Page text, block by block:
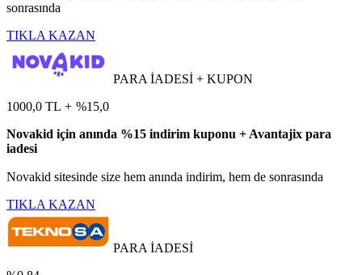
sonrasında
TIKLA KAZAN
PARA İADESİ + KUPON
1000,0 TL + %15,0
Novakid için anında %15 indirim kuponu + Avantajix para
iadesi
Novakid sitesinde size hem anında indirim, hem de sonrasında
TIKLA KAZAN
PARA İADESİ